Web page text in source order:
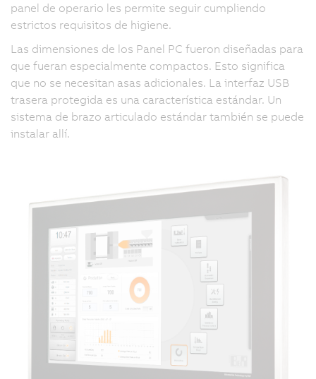
panel de operario les permite seguir cumpliendo
estrictos requisitos de higiene.
Las dimensiones de los Panel PC fueron diseñadas para
que fueran especialmente compactos. Esto significa
que no se necesitan asas adicionales. La interfaz USB
trasera protegida es una característica estándar. Un
sistema de brazo articulado estándar también se puede
instalar allí.